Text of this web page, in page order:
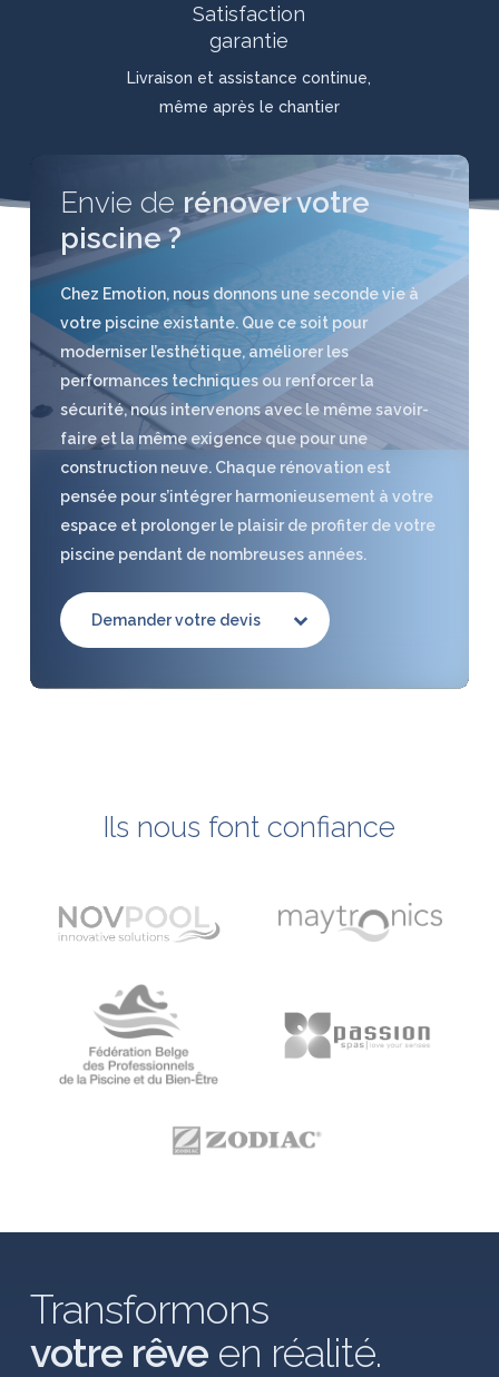
Satisfaction
garantie
Livraison et assistance continue,
même après le chantier
Envie de rénover votre
piscine ?
Chez Emotion, nous donnons une seconde vie à
votre piscine existante. Que ce soit pour
moderniser l’esthétique, améliorer les
performances techniques ou renforcer la
sécurité, nous intervenons avec le même savoir-
faire et la même exigence que pour une
construction neuve. Chaque rénovation est
pensée pour s’intégrer harmonieusement à votre
espace et prolonger le plaisir de profiter de votre
piscine pendant de nombreuses années.
Demander votre devis
Ils nous font confiance
Transformons
votre rêveen réalité.